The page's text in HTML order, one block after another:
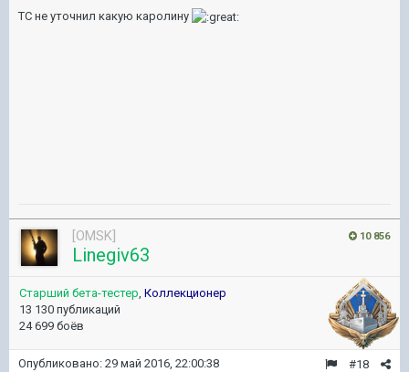
ТС не уточнил какую каролину
10 856
[OMSK]
Linegiv63
Старший бета-тестер, Коллекционер
13 130 публикаций
24 699 боёв
#18
Опубликовано: 29 май 2016, 22:00:38